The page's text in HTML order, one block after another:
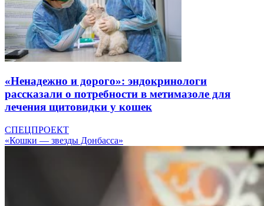
«Ненадежно и дорого»: эндокринологи
рассказали о потребности в метимазоле для
лечения щитовидки у кошек
СПЕЦПРОЕКТ
«Кошки — звезды Донбасса»